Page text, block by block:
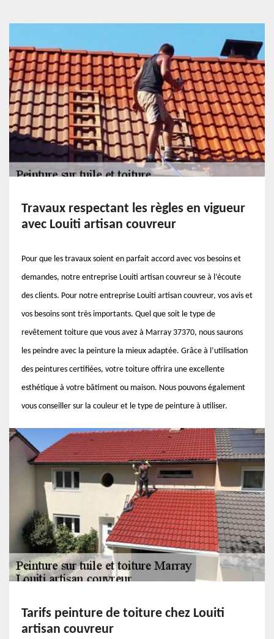
Travaux respectant les règles en vigueur
avec Louiti artisan couvreur
Pour que les travaux soient en parfait accord avec vos besoins et
demandes, notre entreprise Louiti artisan couvreur se à l’écoute
des clients. Pour notre entreprise Louiti artisan couvreur, vos avis et
vos besoins sont très importants. Quel que soit le type de
revêtement toiture que vous avez à Marray 37370, nous saurons
les peindre avec la peinture la mieux adaptée. Grâce à l’utilisation
des peintures certifiées, votre toiture offrira une excellente
esthétique à votre bâtiment ou maison. Nous pouvons également
vous conseiller sur la couleur et le type de peinture à utiliser.
Tarifs peinture de toiture chez Louiti
artisan couvreur